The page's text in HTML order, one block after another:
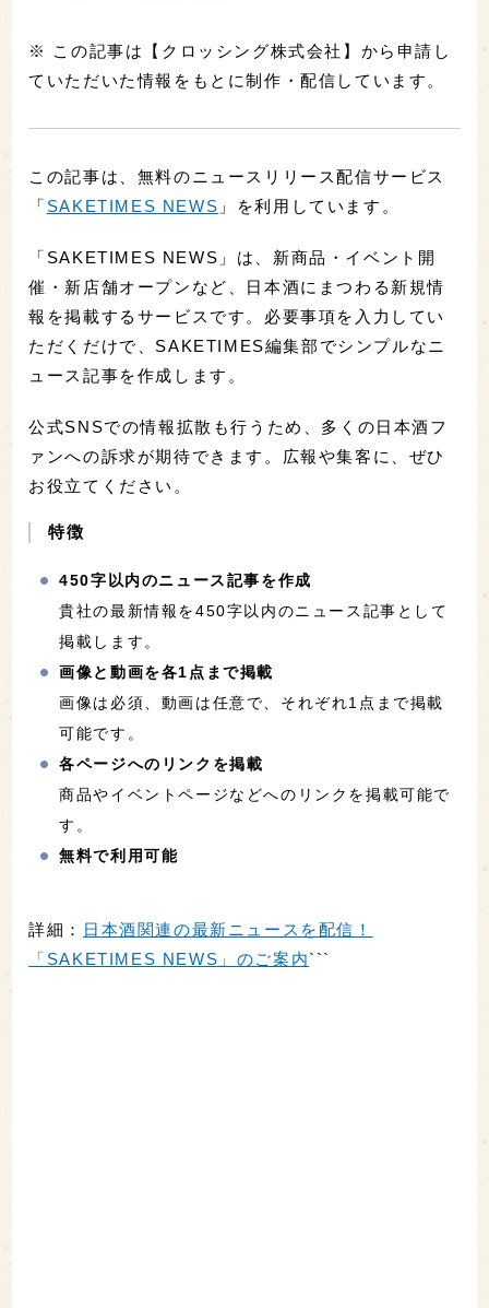
※ この記事は【クロッシング株式会社】から申請し
ていただいた情報をもとに制作・配信しています。
この記事は、無料のニュースリリース配信サービス
「 SAKETIMES NEWS 」を利用しています。
「SAKETIMES NEWS」は、新商品・イベント開
催・新店舗オープンなど、日本酒にまつわる新規情
報を掲載するサービスです。必要事項を入力してい
ただくだけで、SAKETIMES編集部でシンプルなニ
ュース記事を作成します。
公式SNSでの情報拡散も行うため、多くの日本酒フ
ァンへの訴求が期待できます。広報や集客に、ぜひ
お役立てください。
特徴
450字以内のニュース記事を作成
貴社の最新情報を450字以内のニュース記事として
掲載します。
画像と動画を各1点まで掲載
画像は必須、動画は任意で、それぞれ1点まで掲載
可能です。
各ページへのリンクを掲載
商品やイベントページなどへのリンクを掲載可能で
す。
無料で利用可能
詳細： 日本酒関連の最新ニュースを配信！
「SAKETIMES NEWS」のご案内```